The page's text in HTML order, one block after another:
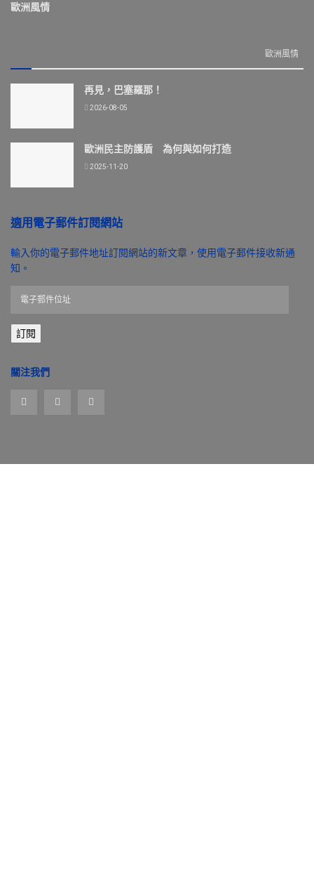
歐洲風情
歐洲風情
再見，巴塞羅那！
2026-08-05
歐洲民主防護盾 為何與如何打造
2025-11-20
適用電子郵件訂閱網站
輸入你的電子郵件地址訂閱網站的新文章，使用電子郵件接收新通
知。
郵
件
址
訂閱
關注我們